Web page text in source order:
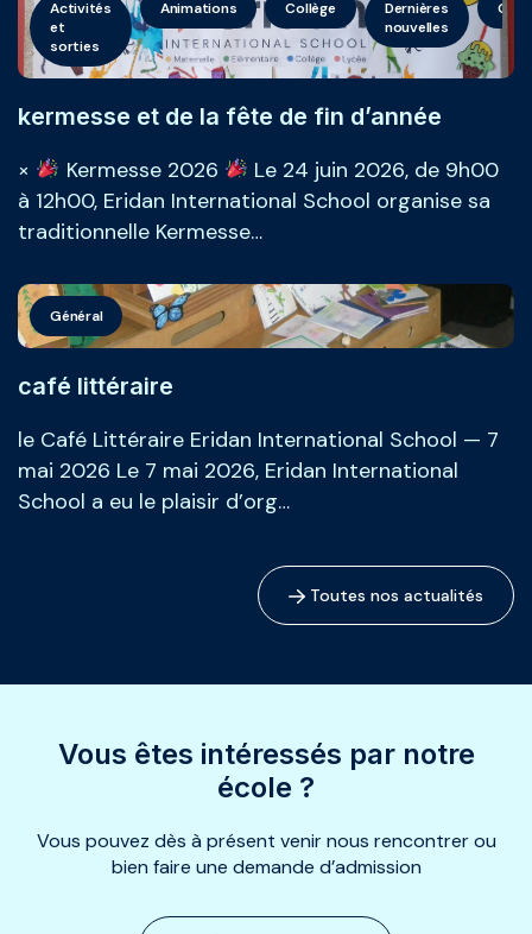
Activités
et
sorties
Animations Collège
Dernières
nouvelles
kermesse et de la fête de fin d’année
×
Kermesse 2026
Le 24 juin 2026, de 9h00
à 12h00, Eridan International School organise sa
traditionnelle Kermesse…
Général
café littéraire
le Café Littéraire Eridan International School — 7
mai 2026 Le 7 mai 2026, Eridan International
School a eu le plaisir d’org…
Toutes nos actualités
Vous êtes intéressés par notre
école ?
Vous pouvez dès à présent venir nous rencontrer ou
bien faire une demande d’admission